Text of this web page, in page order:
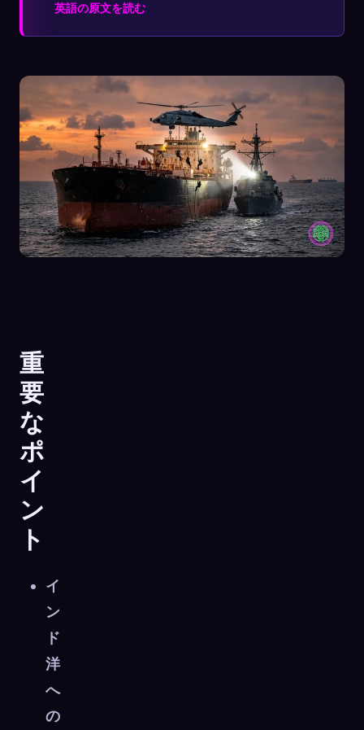
英語の原文を読む
重
要
な
ポ
イ
ン
ト
イ
ン
ド
洋
へ
の
☁️
0